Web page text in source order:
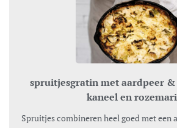
spruitjesgratin met aardpeer
kaneel en
Spruitjes combineren heel goed met een aardse wintergroente